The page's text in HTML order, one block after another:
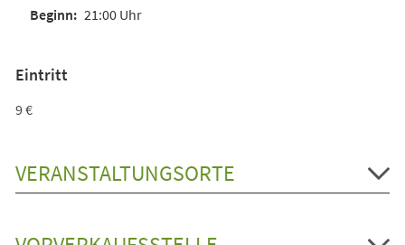
21:00 Uhr
Eintritt
9 €
VERANSTALTUNGSORTE